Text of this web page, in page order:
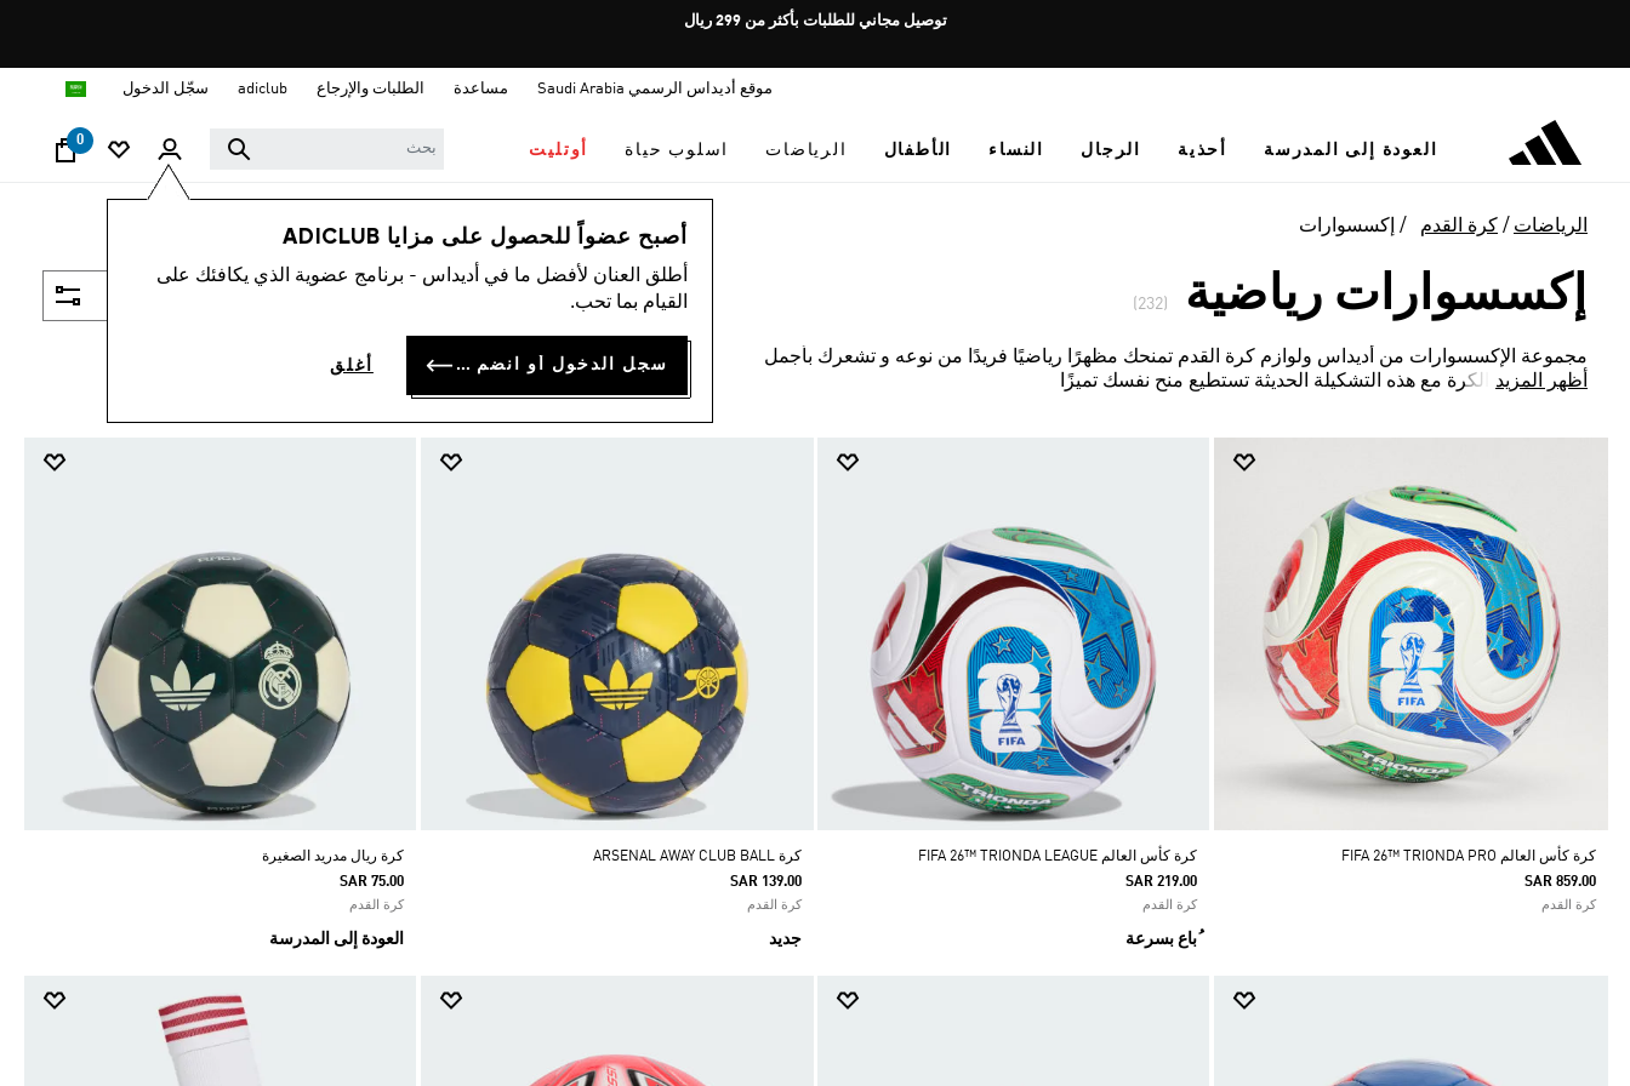
Pause
rotation
توصيل مجاني للطلبات بأكثر من 299 ريال
موقع أديداس الرسمي Saudi Arabia مساعدة الطلبات والإرجاع adiclub سجّل الدخول
العودة إلى المدرسة أحذية الرجال النساء الأطفال الرياضات اسلوب حياة أوتليت
0
أصبح عضواً للحصول على مزايا ADICLUB
أطلق العنان لأفضل ما في أديداس - برنامج عضوية الذي يكافئك على
القيام بما تحب.
سجل الدخول أو انضم الآن أغلق
الرياضات كرة القدم إكسسوارات
إكسسوارات رياضية (232)
مجموعة الإكسسوارات من أديداس ولوازم كرة القدم تمنحك مظهرًا رياضيًا فريدًا من نوعه و تشعرك بأجمل
القصص عن الكرة مع هذه التشكيلة الحديثة تستطيع منح نفسك تميزًا
أظهر المزيد
كرة كأس العالم FIFA 26™ TRIONDA PRO
SAR 859.00
كرة القدم
كرة كأس العالم FIFA 26™ TRIONDA LEAGUE
SAR 219.00
كرة القدم
ُباع بسرعة
كرة ARSENAL AWAY CLUB BALL
SAR 139.00
كرة القدم
جديد
كرة ريال مدريد الصغيرة
SAR 75.00
كرة القدم
العودة إلى المدرسة